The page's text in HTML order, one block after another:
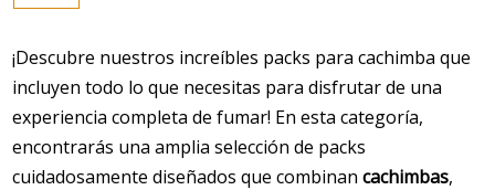
¡Descubre nuestros increíbles packs para cachimba que
incluyen todo lo que necesitas para disfrutar de una
experiencia completa de fumar! En esta categoría,
encontrarás una amplia selección de packs
cuidadosamente diseñados que combinan cachimbas,